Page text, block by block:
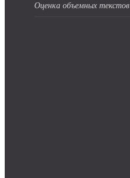
Оценка объемных текстов